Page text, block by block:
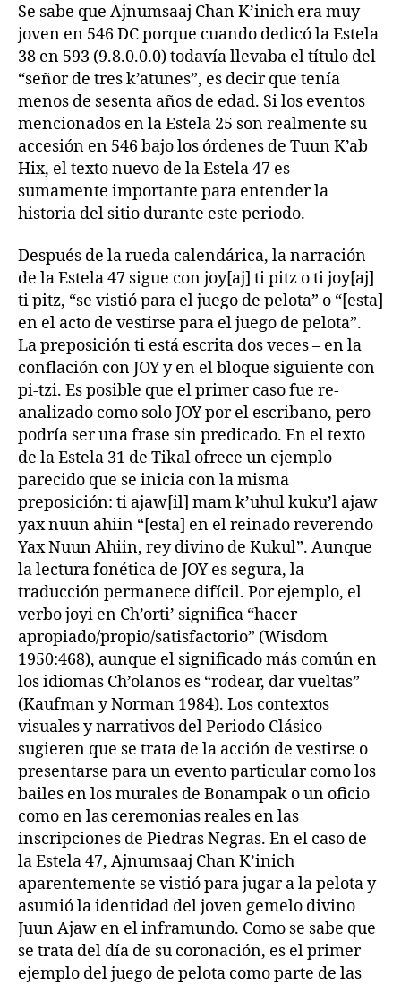
Se sabe que Ajnumsaaj Chan K’inich era muy
joven en 546 DC porque cuando dedicó la Estela
38 en 593 (9.8.0.0.0) todavía llevaba el título del
“señor de tres k’atunes”, es decir que tenía
menos de sesenta años de edad. Si los eventos
mencionados en la Estela 25 son realmente su
accesión en 546 bajo los órdenes de Tuun K’ab
Hix, el texto nuevo de la Estela 47 es
sumamente importante para entender la
historia del sitio durante este periodo.
Después de la rueda calendárica, la narración
de la Estela 47 sigue con joy[aj] ti pitz o ti joy[aj]
ti pitz, “se vistió para el juego de pelota” o “[esta]
en el acto de vestirse para el juego de pelota”.
La preposición ti está escrita dos veces – en la
conflación con JOY y en el bloque siguiente con
pi-tzi. Es posible que el primer caso fue re-
analizado como solo JOY por el escribano, pero
podría ser una frase sin predicado. En el texto
de la Estela 31 de Tikal ofrece un ejemplo
parecido que se inicia con la misma
preposición: ti ajaw[il] mam k’uhul kuku’l ajaw
yax nuun ahiin “[esta] en el reinado reverendo
Yax Nuun Ahiin, rey divino de Kukul”. Aunque
la lectura fonética de JOY es segura, la
traducción permanece difícil. Por ejemplo, el
verbo joyi en Ch’orti’ significa “hacer
apropiado/propio/satisfactorio” (Wisdom
1950:468), aunque el significado más común en
los idiomas Ch’olanos es “rodear, dar vueltas”
(Kaufman y Norman 1984). Los contextos
visuales y narrativos del Periodo Clásico
sugieren que se trata de la acción de vestirse o
presentarse para un evento particular como los
bailes en los murales de Bonampak o un oficio
como en las ceremonias reales en las
inscripciones de Piedras Negras. En el caso de
la Estela 47, Ajnumsaaj Chan K’inich
aparentemente se vistió para jugar a la pelota y
asumió la identidad del joven gemelo divino
Juun Ajaw en el inframundo. Como se sabe que
se trata del día de su coronación, es el primer
ejemplo del juego de pelota como parte de las